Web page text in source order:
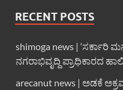
RECENT POSTS
shimoga news | ‘ಸರ್ಕಾರಿ
ನಗರಾಭಿವೃದ್ದಿ ಪ್ರಾಧಿಕಾರದ
arecanut news | ಅಡಕೆ